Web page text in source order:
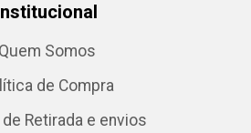
Quem Somos
de Compra
Retirada e envios